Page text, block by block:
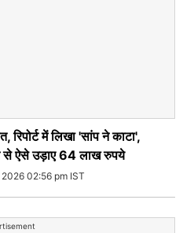
रिपोर्ट में लिखा 'सांप ने काटा',
से ऐसे उड़ाए 64 लाख रुपये
02:56 pm IST